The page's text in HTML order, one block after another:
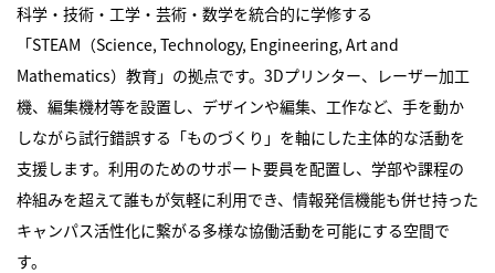
科学・技術・工学・芸術・数学を統合的に学修する
「STEAM（Science, Technology, Engineering, Art and
Mathematics）教育」の拠点です。3Dプリンター、レーザー加工
機、編集機材等を設置し、デザインや編集、工作など、手を動か
しながら試行錯誤する「ものづくり」を軸にした主体的な活動を
支援します。利用のためのサポート要員を配置し、学部や課程の
枠組みを超えて誰もが気軽に利用でき、情報発信機能も併せ持った
キャンパス活性化に繋がる多様な協働活動を可能にする空間で
す。